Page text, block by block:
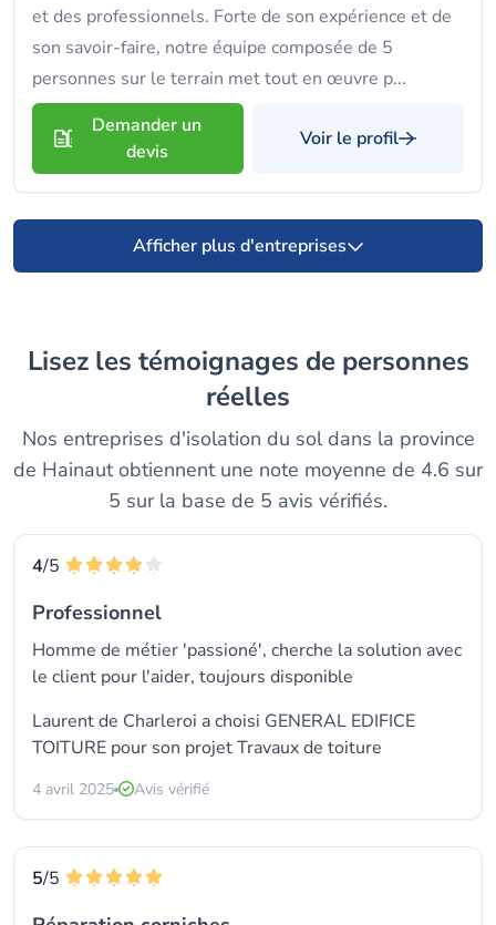
et des professionnels. Forte de son expérience et de
son savoir-faire, notre équipe composée de 5
personnes sur le terrain met tout en œuvre p...
Demander un
devis
Voir le profil
Afficher plus d'entreprises
Lisez les témoignages de personnes
réelles
Nos entreprises d'isolation du sol dans la province
de Hainaut obtiennent une note moyenne de 4.6 sur
5 sur la base de 5 avis vérifiés.
4/5
Professionnel
Homme de métier 'passioné', cherche la solution avec
le client pour l'aider, toujours disponible
Laurent de Charleroi a choisi GENERAL EDIFICE
TOITURE pour son projet Travaux de toiture
4 avril 2025 Avis vérifié
5/5